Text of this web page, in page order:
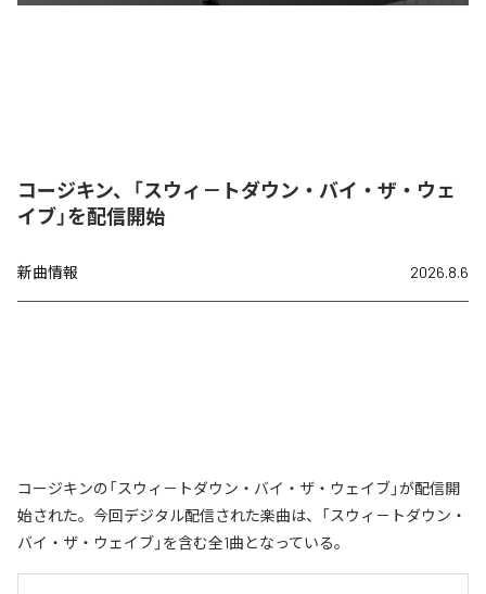
コージキン、「スウィ－トダウン・バイ・ザ・ウェ
イブ」を配信開始
新曲情報 2026.8.6
コージキンの「スウィ－トダウン・バイ・ザ・ウェイブ」が配信開
始された。今回デジタル配信された楽曲は、「スウィ－トダウン・
バイ・ザ・ウェイブ」を含む全1曲となっている。